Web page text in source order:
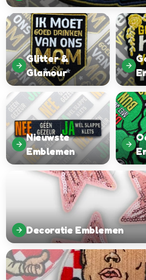
Glitter &
Glamour
Nieuwste
Emblemen
Decoratie Emblemen